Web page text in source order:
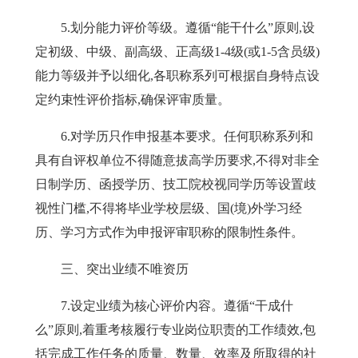
5.划分能力评价等级。遵循“能干什么”原则,设
定初级、中级、副高级、正高级1-4级(或1-5含员级)
能力等级并予以细化,各职称系列可根据自身特点设
定约束性评价指标,确保评审质量。
6.对学历只作申报基本要求。 任何职称系列和
具有自评权单位不得随意拔高学历要求,不得对非全
日制学历、函授学历、技工院校视同学历等设置歧
视性门槛,不得将毕业学校层级、国(境)外学习经
历、学习方式作为申报评审职称的限制性条件。
三、突出业绩不唯资历
7.设定业绩为核心评价内容。 遵循“干成什
么”原则,着重考核履行专业岗位职责的工作绩效,包
括完成工作任务的质量、数量、效率及所取得的社